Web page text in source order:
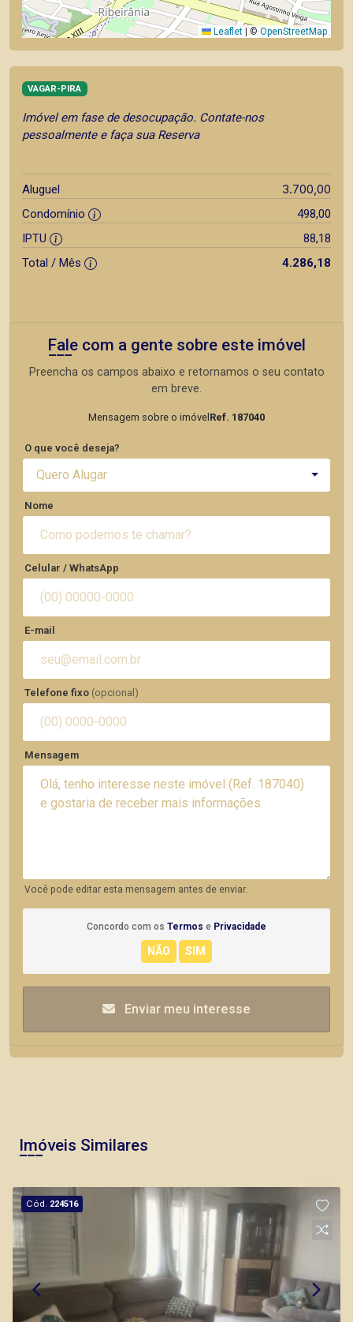
Leaflet © OpenStreetMap
VAGAR-PIRA
Imóvel em fase de desocupação. Contate-nos
pessoalmente e faça sua Reserva
Aluguel 3.700,00
Condomínio
498,00
IPTU
88,18
Total / Mês
4.286,18
Fale com a gente sobre este imóvel
Preencha os campos abaixo e retornamos o seu contato
em breve.
Mensagem sobre o imóvel Ref. 187040
O que você deseja?
Quero Alugar
Nome
Celular / WhatsApp
E-mail
Telefone fixo (opcional)
Mensagem
Você pode editar esta mensagem antes de enviar.
Concordo com os Termos e Privacidade
Enviar meu interesse
Imóveis Similares
Cód. 224516